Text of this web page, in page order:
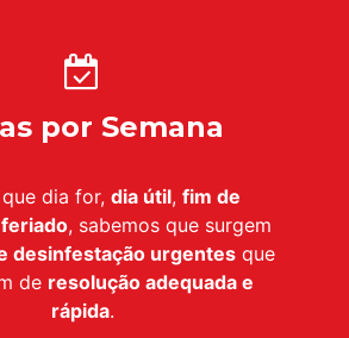
por Semana
dia for, dia útil, fim de
, sabemos que surgem
desinfestação urgentes que
de resolução adequada e
rápida.